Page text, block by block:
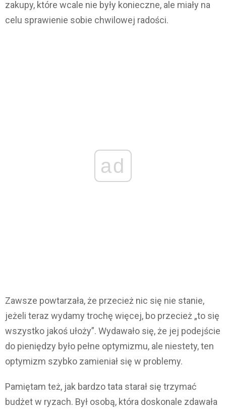
zakupy, które wcale nie były konieczne, ale miały na
celu sprawienie sobie chwilowej radości.
ad
Zawsze powtarzała, że przecież nic się nie stanie,
jeżeli teraz wydamy trochę więcej, bo przecież „to się
wszystko jakoś ułoży”. Wydawało się, że jej podejście
do pieniędzy było pełne optymizmu, ale niestety, ten
optymizm szybko zamieniał się w problemy.
Pamiętam też, jak bardzo tata starał się trzymać
budżet w ryzach. Był osobą, która doskonale zdawała